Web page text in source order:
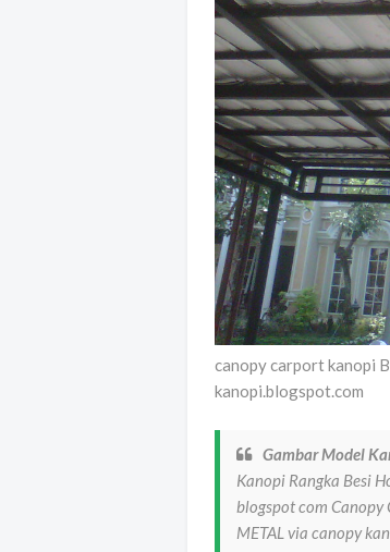
canopy carport kanopi
kanopi.blogspot.com
Gambar Model
Kanopi Rangka Besi
blogspot com Canopy
METAL via canopy